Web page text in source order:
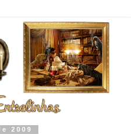
2009